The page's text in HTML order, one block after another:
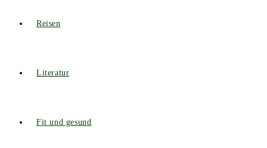
Reisen
Literatur
Fit und gesund